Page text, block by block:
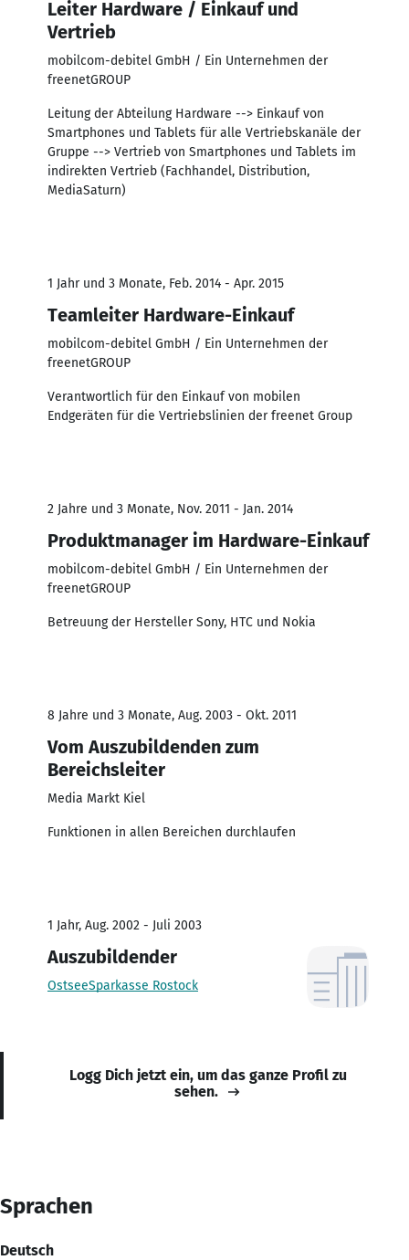
Leiter Hardware / Einkauf und
Vertrieb
mobilcom-debitel GmbH / Ein Unternehmen der
freenetGROUP
Leitung der Abteilung Hardware --> Einkauf von
Smartphones und Tablets für alle Vertriebskanäle der
Gruppe --> Vertrieb von Smartphones und Tablets im
indirekten Vertrieb (Fachhandel, Distribution,
MediaSaturn)
1 Jahr und 3 Monate, Feb. 2014 - Apr. 2015
Teamleiter Hardware-Einkauf
mobilcom-debitel GmbH / Ein Unternehmen der
freenetGROUP
Verantwortlich für den Einkauf von mobilen
Endgeräten für die Vertriebslinien der freenet Group
2 Jahre und 3 Monate, Nov. 2011 - Jan. 2014
Produktmanager im Hardware-Einkauf
mobilcom-debitel GmbH / Ein Unternehmen der
freenetGROUP
Betreuung der Hersteller Sony, HTC und Nokia
8 Jahre und 3 Monate, Aug. 2003 - Okt. 2011
Vom Auszubildenden zum
Bereichsleiter
Media Markt Kiel
Funktionen in allen Bereichen durchlaufen
1 Jahr, Aug. 2002 - Juli 2003
Auszubildender
OstseeSparkasse Rostock
Logg Dich jetzt ein, um das ganze Profil zu
sehen.
Sprachen
Deutsch